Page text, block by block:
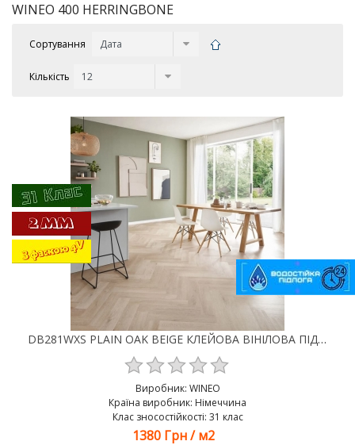
WINEO 400 HERRINGBONE
Сортування
Кількість
DB281WXS PLAIN OAK BEIGE КЛЕЙОВА ВІНІЛОВА ПІДЛОГА LVT WINEO 400
Виробник: WINEO
Країна виробник: Німеччина
Клас зносостійкості: 31 клас
1380 Грн/м2